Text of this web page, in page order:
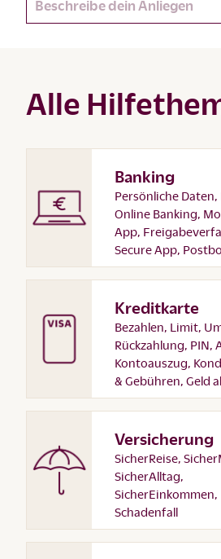
Alle
Banking
Persönliche Daten,
Online Banking,
App,
Secure App,
Kreditkarte
Bezahlen, Limit,
Rückzahlung, PIN,
Kontoauszug,
& Gebühren, Geld
Versicherung
SicherReise,
SicherAlltag,
SicherEinkommen,
Schadenfall